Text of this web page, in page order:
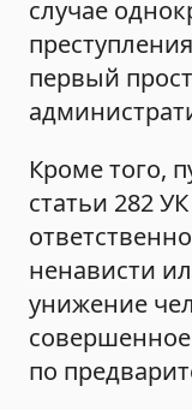
случае
первый
Кроме того,
статьи 282
ненависти
унижение
по